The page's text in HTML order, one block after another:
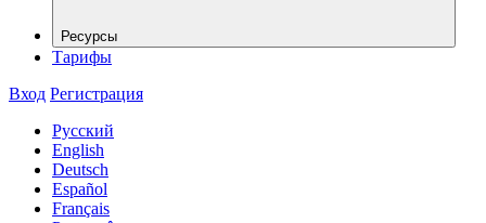
Ресурсы
Тарифы
Вход Регистрация
Русский
English
Deutsch
Español
Français